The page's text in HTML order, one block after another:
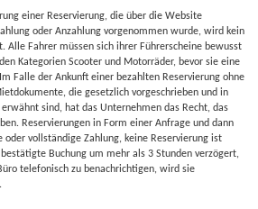
einer Reservierung, die über die Website
oder Anzahlung vorgenommen wurde, wird kein
Alle Fahrer müssen sich ihrer Führerscheine bewusst
Kategorien Scooter und Motorräder, bevor sie eine
Falle der Ankunft einer bezahlten Reservierung ohne
die gesetzlich vorgeschrieben und in
sind, hat das Unternehmen das Recht, das
Reservierungen in Form einer Anfrage und dann
vollständige Zahlung, keine Reservierung ist
Buchung um mehr als 3 Stunden verzögert,
telefonisch zu benachrichtigen, wird sie